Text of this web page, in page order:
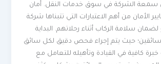
الشركة في سوق خدمات النقل. أمان
الأمان من أهم الاعتبارات التي تتبناها شركة
سلامة الركاب أثناء رحلاتهم. البداية
حيث يتم إجراء فحص دقيق لكل سائق
كافية في القيادة وتأهيله للتعامل مع